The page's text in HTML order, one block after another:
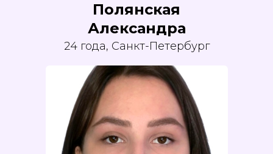
Полянская
Александра
24 года, Санкт-Петербург